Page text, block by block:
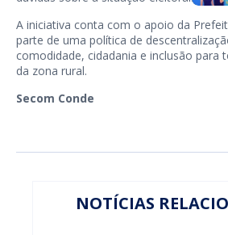
A iniciativa conta com o apoio da
parte de uma política de
comodidade, cidadania e inclusão para
da zona rural.
Secom Conde
NOTÍCIAS